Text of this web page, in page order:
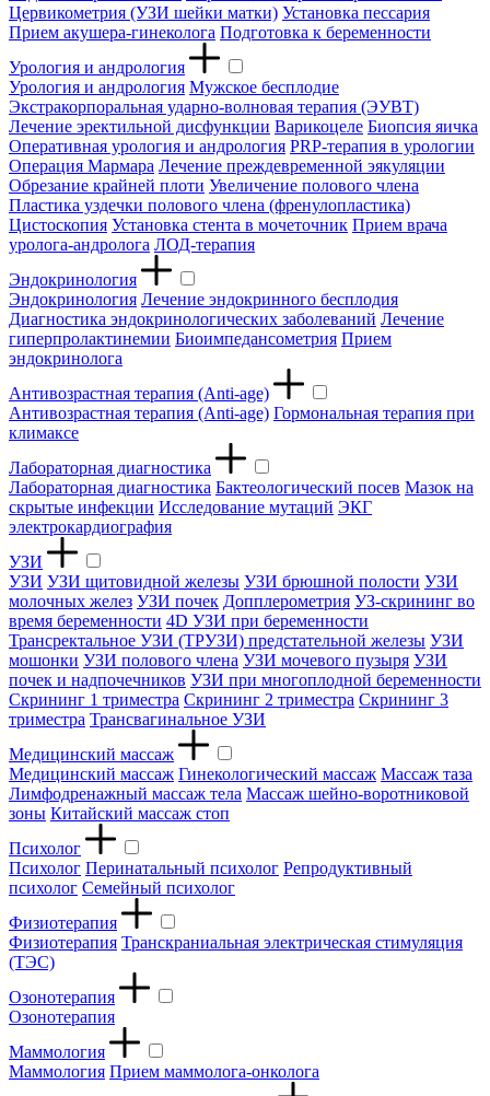
Цервикометрия (УЗИ шейки матки) Установка пессария
Прием акушера-гинеколога Подготовка к беременности
Урология и андрология
Урология и андрология Мужское бесплодие
Экстракорпоральная ударно-волновая терапия (ЭУВТ)
Лечение эректильной дисфункции Варикоцеле Биопсия яичка
Оперативная урология и андрология PRP-терапия в урологии
Операция Мармара Лечение преждевременной эякуляции
Обрезание крайней плоти Увеличение полового члена
Пластика уздечки полового члена (френулопластика)
Цистоскопия Установка стента в мочеточник Прием врача
уролога-андролога ЛОД-терапия
Эндокринология
Эндокринология Лечение эндокринного бесплодия
Диагностика эндокринологических заболеваний Лечение
гиперпролактинемии Биоимпедансометрия Прием
эндокринолога
Антивозрастная терапия (Anti-age)
Антивозрастная терапия (Anti-age) Гормональная терапия при
климаксе
Лабораторная диагностика
Лабораторная диагностика Бактеологический посев Мазок на
скрытые инфекции Исследование мутаций ЭКГ
электрокардиография
УЗИ
УЗИ УЗИ щитовидной железы УЗИ брюшной полости УЗИ
молочных желез УЗИ почек Допплерометрия УЗ-скрининг во
время беременности 4D УЗИ при беременности
Трансректальное УЗИ (ТРУЗИ) предстательной железы УЗИ
мошонки УЗИ полового члена УЗИ мочевого пузыря УЗИ
почек и надпочечников УЗИ при многоплодной беременности
Скрининг 1 триместра Скрининг 2 триместра Скрининг 3
триместра Трансвагинальное УЗИ
Медицинский массаж
Медицинский массаж Гинекологический массаж Массаж таза
Лимфодренажный массаж тела Массаж шейно-воротниковой
зоны Китайский массаж стоп
Психолог
Психолог Перинатальный психолог Репродуктивный
психолог Семейный психолог
Физиотерапия
Физиотерапия Транскраниальная электрическая стимуляция
(ТЭС)
Озонотерапия
Озонотерапия
Маммология
Маммология Прием маммолога-онколога